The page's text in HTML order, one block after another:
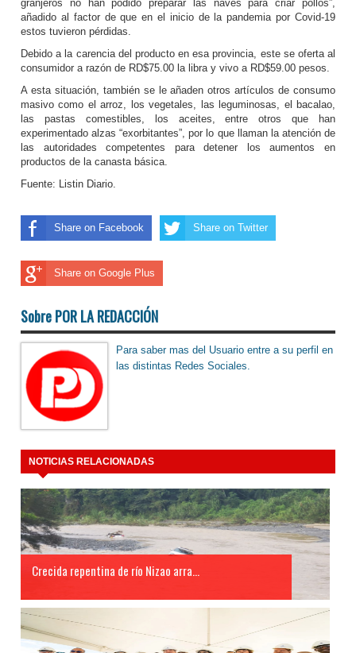
granjeros no han podido preparar las naves para criar pollos”,
añadido al factor de que en el inicio de la pandemia por Covid-19
estos tuvieron pérdidas.
Debido a la carencia del producto en esa provincia, este se oferta al
consumidor a razón de RD$75.00 la libra y vivo a RD$59.00 pesos.
A esta situación, también se le añaden otros artículos de consumo
masivo como el arroz, los vegetales, las leguminosas, el bacalao,
las pastas comestibles, los aceites, entre otros que han
experimentado alzas “exorbitantes”, por lo que llaman la atención de
las autoridades competentes para detener los aumentos en
productos de la canasta básica.
Fuente: Listin Diario.
Share on Facebook Share on Twitter
Share on Google Plus
Sobre POR LA REDACCIÓN
Para saber mas del Usuario entre a su perfil en
las distintas Redes Sociales.
NOTICIAS RELACIONADAS
Crecida repentina de río Nizao arra...